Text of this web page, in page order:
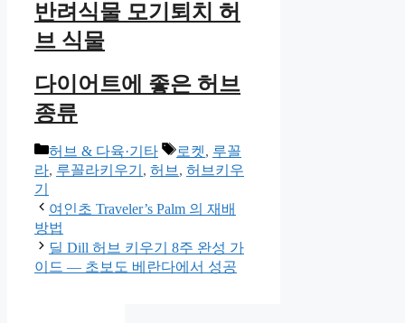
반려식물 모기퇴치 허
브 식물
다이어트에 좋은 허브
종류
카
테
리
허브 & 다육·기타
태
그
로켓, 루꼴
라, 루꼴라키우기 , 허브, 허브키우
기
여인초 Traveler’s Palm 의 재배
방법
딜 Dill 허브 키우기 8주 완성 가
이드 — 초보도 베란다에서 성공